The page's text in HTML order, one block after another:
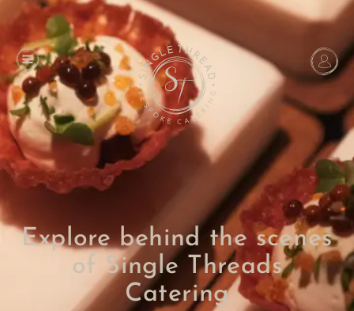
Explore behind the scenes
of Single Threads
Catering